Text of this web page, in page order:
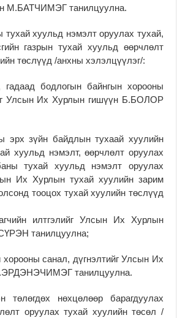
М.БАТЧИМЭГ танилцуулна.
хуульд нэмэлт оруулах тухай,
газрын тухай хуульд өөрчлөлт
төслүүд /анхны хэлэлцүүлэг/:
гадаад бодлогын байнгын хорооны
Улсын Их Хурлын гишүүн Б.БОЛОР
эрх зүйн байдлын тухaай хуулийн
хуульд нэмэлт, өөрчлөлт оруулах
тухай хуульд нэмэлт оруулах
Их Хурлын тухай хуулийн зарим
тооцох тухай хуулийн төслүүд
илтгэлийг Улсын Их Хурлын
танилцуулна;
хорооны санал, дүгнэлтийг Улсын Их
танилцуулна.
төлөгдөх нөхцөлөөр барагдуулах
оруулах тухай хуулийн төсөл /